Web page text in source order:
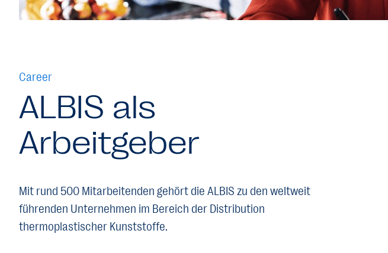
Career
ALBIS als
Arbeitgeber
Mit rund 500 Mitarbeitenden gehört die ALBIS zu den weltweit
führenden Unternehmen im Bereich der Distribution
thermoplastischer Kunststoffe.